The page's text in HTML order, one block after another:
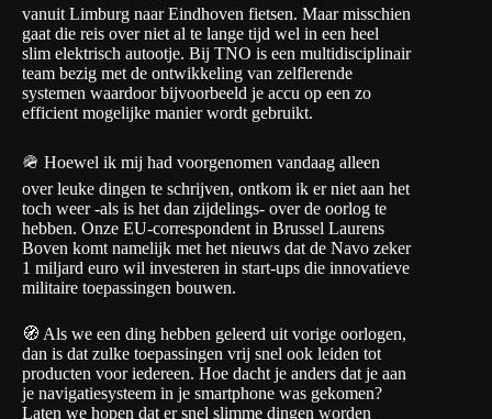
vanuit Limburg naar Eindhoven fietsen. Maar misschien
gaat die reis over niet al te lange tijd wel in een heel
slim elektrisch autootje. Bij TNO is een multidisciplinair
team bezig met de ontwikkeling van zelflerende
systemen waardoor bijvoorbeeld je accu op een zo
efficient mogelijke manier wordt gebruikt.
🪖 Hoewel ik mij had voorgenomen vandaag alleen
over leuke dingen te schrijven, ontkom ik er niet aan het
toch weer -als is het dan zijdelings- over de oorlog te
hebben. Onze EU-correspondent in Brussel Laurens
Boven komt namelijk met het nieuws dat de Navo zeker
1 miljard euro wil investeren in start-ups die innovatieve
militaire toepassingen bouwen.
🧭 Als we een ding hebben geleerd uit vorige oorlogen,
dan is dat zulke toepassingen vrij snel ook leiden tot
producten voor iedereen. Hoe dacht je anders dat je aan
je navigatiesysteem in je smartphone was gekomen?
Laten we hopen dat er snel slimme dingen worden